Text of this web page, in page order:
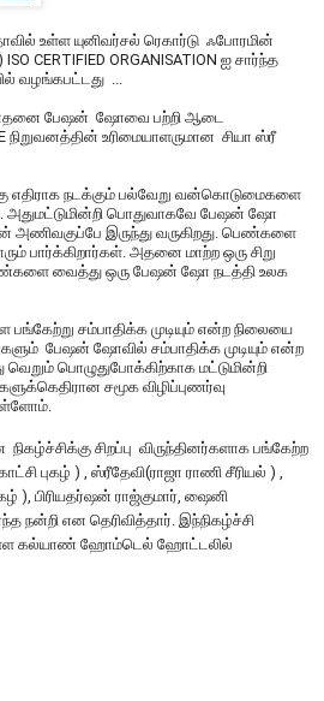
உள்ள யுனிவர்சல் ரெகார்டு ஃபோரமின்
ISO CERTIFIED ORGANISATION ஐ சார்ந்த
வழங்கபட்டது ...
பேஷன் ஷோவை பற்றி ஆடை
நிறுவனத்தின் உரிமையாளருமான சியா ஸ்ரீ
நடக்கும் பல்வேறு வன்கொடுமைகளை
அதுமட்டுமின்றி பொதுவாகவே பேஷன் ஷோ
இருந்து வருகிறது. பெண்களை
பார்க்கிறார்கள். அதனை மாற்ற ஒரு சிறு
வைத்து ஒரு பேஷன் ஷோ நடத்தி உலக
சம்பாதிக்க முடியும் என்ற நிலையை
பேஷன் ஷோவில் சம்பாதிக்க முடியும் என்ற
பொழுதுபோக்கிற்காக மட்டுமின்றி
சமூக விழிப்புணர்வு
சிறப்பு விருந்தினர்களாக பங்கேற்ற
புகழ் ) , ஸ்ரீதேவி(ராஜா ராணி சீரியல் ) ,
), பிரியதர்ஷன் ராஜ்குமார், ஷைனி
நன்றி என தெரிவித்தார். இந்நிகழ்ச்சி
கல்யாண் ஹோம்டெல் ஹோட்டலில்